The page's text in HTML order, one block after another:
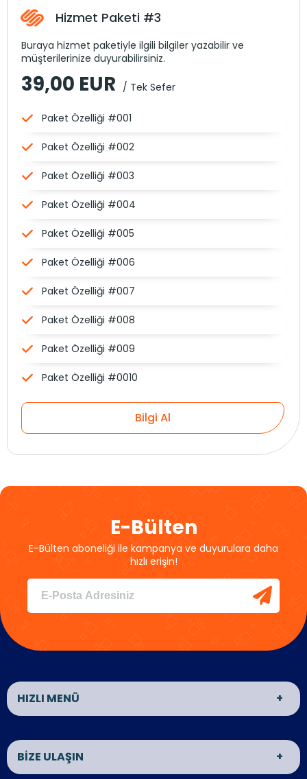
Hizmet Paketi #3
Buraya hizmet paketiyle ilgili bilgiler yazabilir ve
müşterilerinize duyurabilirsiniz.
39,00 EUR / Tek Sefer
Paket Özelliği #001
Paket Özelliği #002
Paket Özelliği #003
Paket Özelliği #004
Paket Özelliği #005
Paket Özelliği #006
Paket Özelliği #007
Paket Özelliği #008
Paket Özelliği #009
Paket Özelliği #0010
Bilgi Al
E-Bülten
E-Bülten aboneliği ile kampanya ve duyurulara daha
hızlı erişin!
HIZLI MENÜ
ANASAYFA
HAKKIMIZDA
EKİBİMİZ
BİZE ULAŞIN